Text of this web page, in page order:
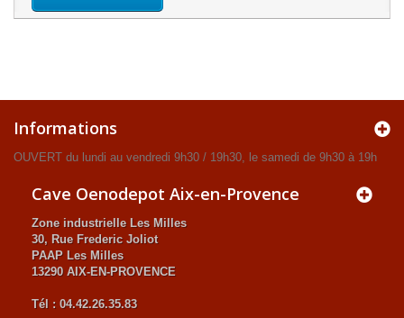
Informations
OUVERT du lundi au vendredi 9h30 / 19h30, le samedi de 9h30 à 19h
Cave Oenodepot Aix-en-Provence
Zone industrielle Les Milles
30, Rue Frederic Joliot
PAAP Les Milles
13290 AIX-EN-PROVENCE
Tél : 04.42.26.35.83